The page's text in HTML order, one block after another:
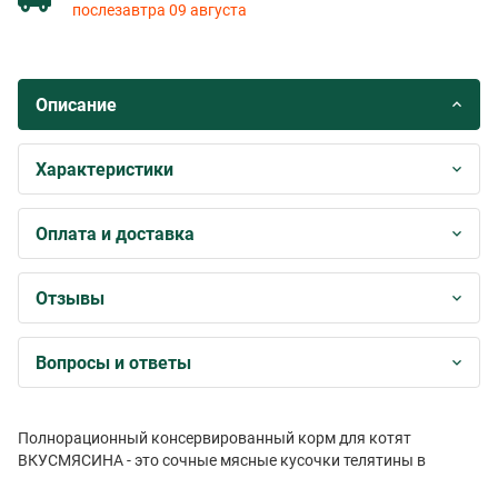
послезавтра 09 августа
Описание
Характеристики
Оплата и доставка
Отзывы
Вопросы и ответы
Полнорационный консервированный корм для котят
ВКУСМЯСИНА - это сочные мясные кусочки телятины в